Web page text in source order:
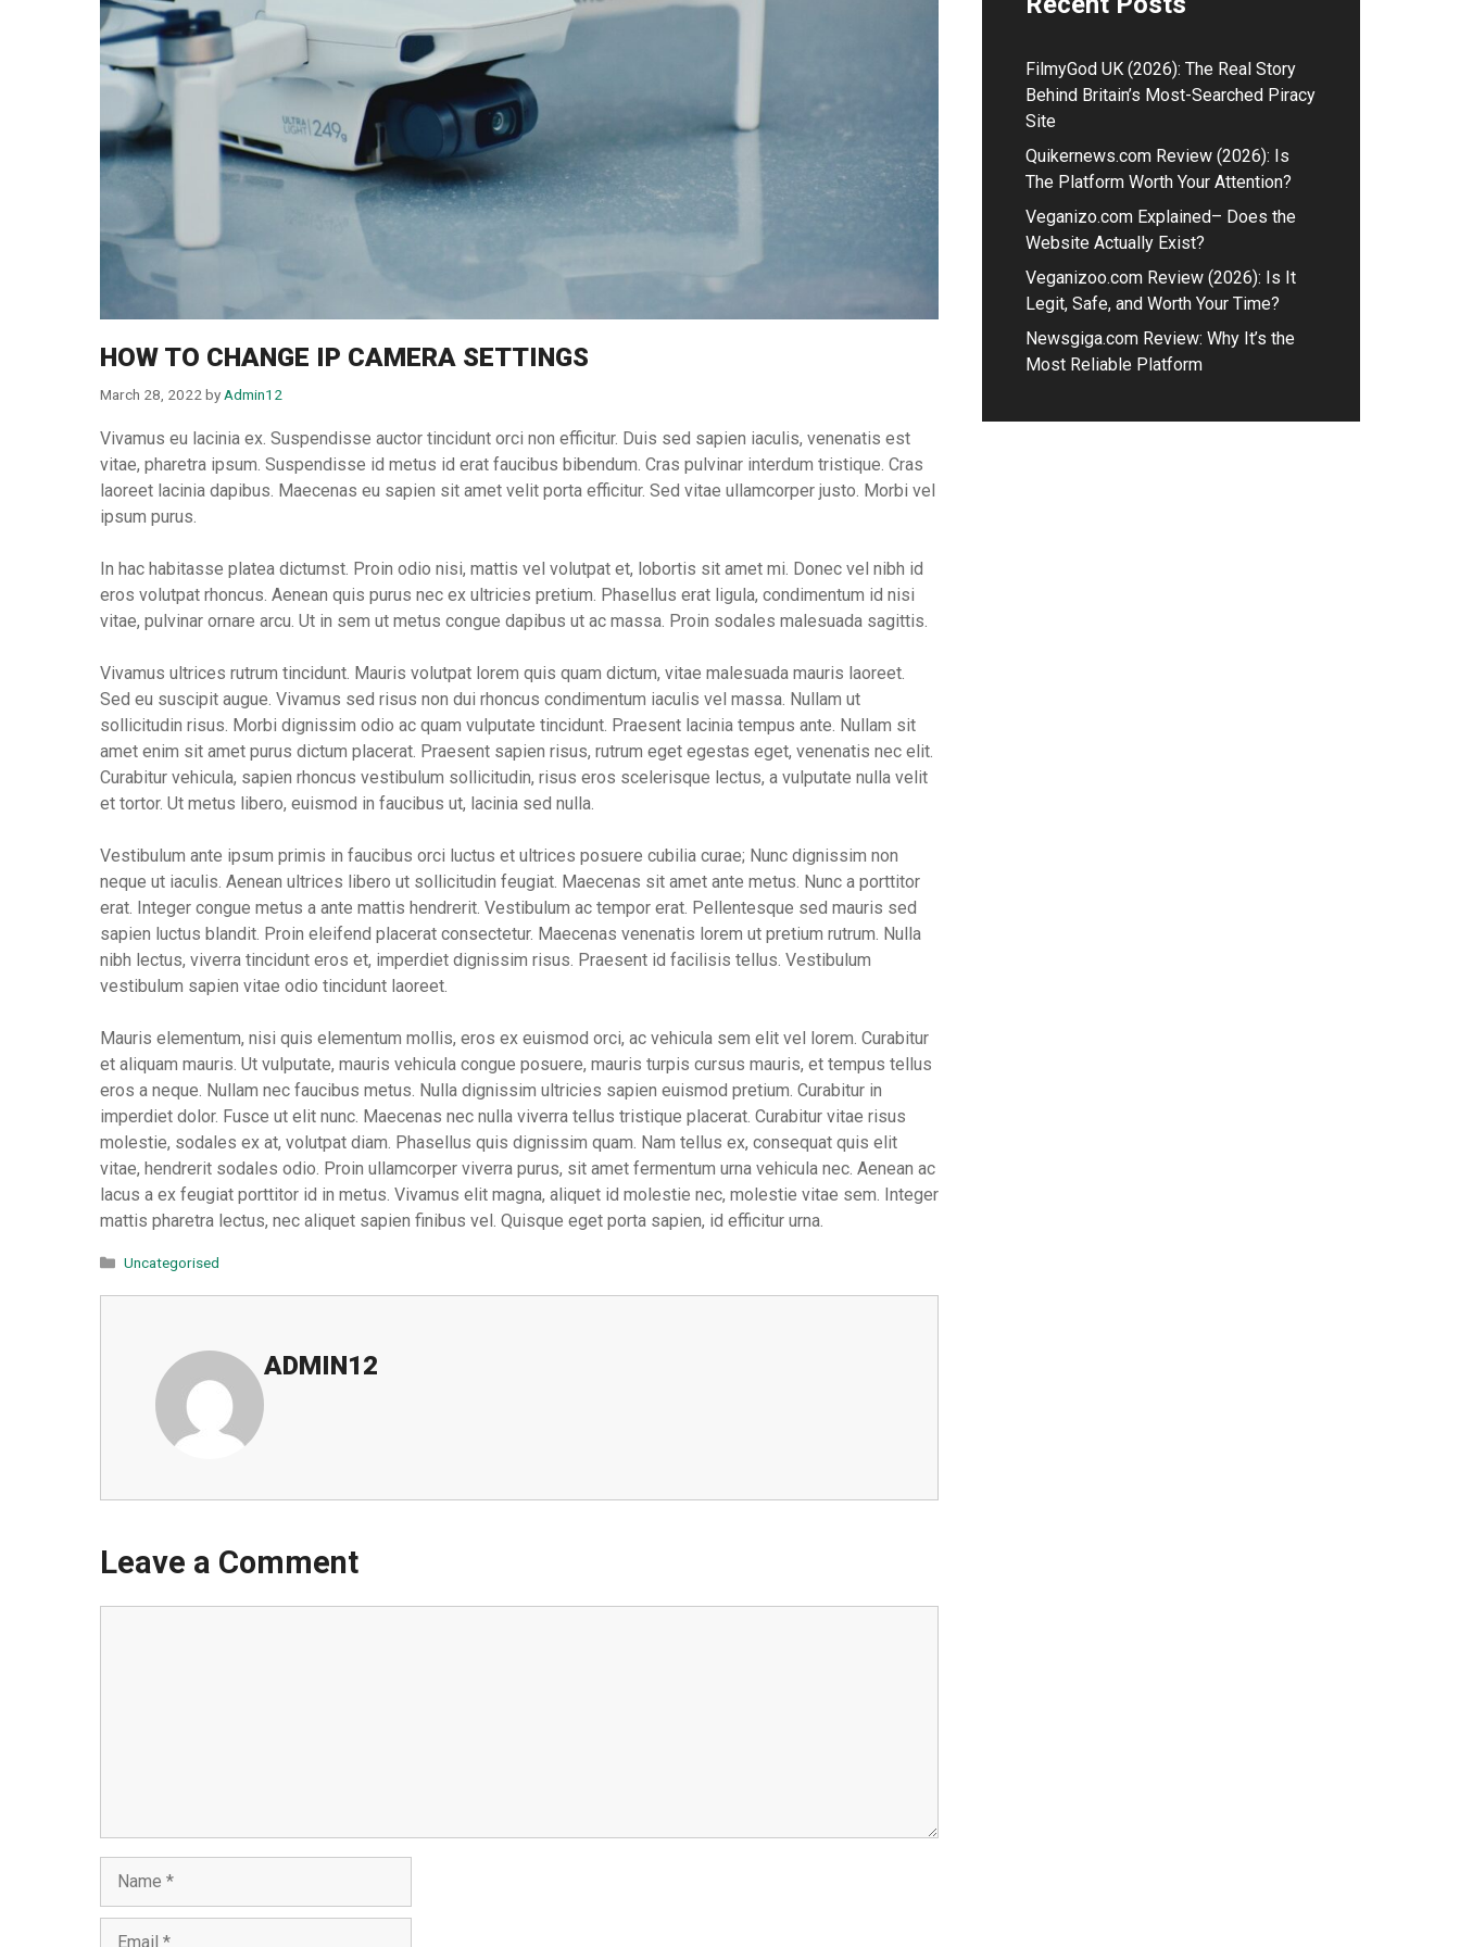
HOW TO CHANGE IP CAMERA SETTINGS
March 28, 2022 by Admin12
Vivamus eu lacinia ex. Suspendisse auctor tincidunt orci non efficitur. Duis sed sapien iaculis, venenatis est
vitae, pharetra ipsum. Suspendisse id metus id erat faucibus bibendum. Cras pulvinar interdum tristique. Cras
laoreet lacinia dapibus. Maecenas eu sapien sit amet velit porta efficitur. Sed vitae ullamcorper justo. Morbi vel
ipsum purus.
In hac habitasse platea dictumst. Proin odio nisi, mattis vel volutpat et, lobortis sit amet mi. Donec vel nibh id
eros volutpat rhoncus. Aenean quis purus nec ex ultricies pretium. Phasellus erat ligula, condimentum id nisi
vitae, pulvinar ornare arcu. Ut in sem ut metus congue dapibus ut ac massa. Proin sodales malesuada sagittis.
Vivamus ultrices rutrum tincidunt. Mauris volutpat lorem quis quam dictum, vitae malesuada mauris laoreet.
Sed eu suscipit augue. Vivamus sed risus non dui rhoncus condimentum iaculis vel massa. Nullam ut
sollicitudin risus. Morbi dignissim odio ac quam vulputate tincidunt. Praesent lacinia tempus ante. Nullam sit
amet enim sit amet purus dictum placerat. Praesent sapien risus, rutrum eget egestas eget, venenatis nec elit.
Curabitur vehicula, sapien rhoncus vestibulum sollicitudin, risus eros scelerisque lectus, a vulputate nulla velit
et tortor. Ut metus libero, euismod in faucibus ut, lacinia sed nulla.
Vestibulum ante ipsum primis in faucibus orci luctus et ultrices posuere cubilia curae; Nunc dignissim non
neque ut iaculis. Aenean ultrices libero ut sollicitudin feugiat. Maecenas sit amet ante metus. Nunc a porttitor
erat. Integer congue metus a ante mattis hendrerit. Vestibulum ac tempor erat. Pellentesque sed mauris sed
sapien luctus blandit. Proin eleifend placerat consectetur. Maecenas venenatis lorem ut pretium rutrum. Nulla
nibh lectus, viverra tincidunt eros et, imperdiet dignissim risus. Praesent id facilisis tellus. Vestibulum
vestibulum sapien vitae odio tincidunt laoreet.
Mauris elementum, nisi quis elementum mollis, eros ex euismod orci, ac vehicula sem elit vel lorem. Curabitur
et aliquam mauris. Ut vulputate, mauris vehicula congue posuere, mauris turpis cursus mauris, et tempus tellus
eros a neque. Nullam nec faucibus metus. Nulla dignissim ultricies sapien euismod pretium. Curabitur in
imperdiet dolor. Fusce ut elit nunc. Maecenas nec nulla viverra tellus tristique placerat. Curabitur vitae risus
molestie, sodales ex at, volutpat diam. Phasellus quis dignissim quam. Nam tellus ex, consequat quis elit
vitae, hendrerit sodales odio. Proin ullamcorper viverra purus, sit amet fermentum urna vehicula nec. Aenean ac
lacus a ex feugiat porttitor id in metus. Vivamus elit magna, aliquet id molestie nec, molestie vitae sem. Integer
mattis pharetra lectus, nec aliquet sapien finibus vel. Quisque eget porta sapien, id efficitur urna.
Categories
Uncategorised
ADMIN12
Leave a Comment
Fil⁠myGod U‌K (2026)⁠: The Real Story
Beh​in⁠d Britain’s Most-Searched Piracy
Site
Quikernews.com Review (2026): Is
The Platform Worth Your Attention?
V⁠eganizo.com Explained– Doe​s the
Website Act‌ually Exist?
Veganizoo.com Review (⁠202‌⁠6)⁠: Is⁠ It
Legit‌,​ Sa​fe, and Worth Y‌our T‌ime?
Newsgi‍ga.com Review: Why It’s the
Most Reliable Platform